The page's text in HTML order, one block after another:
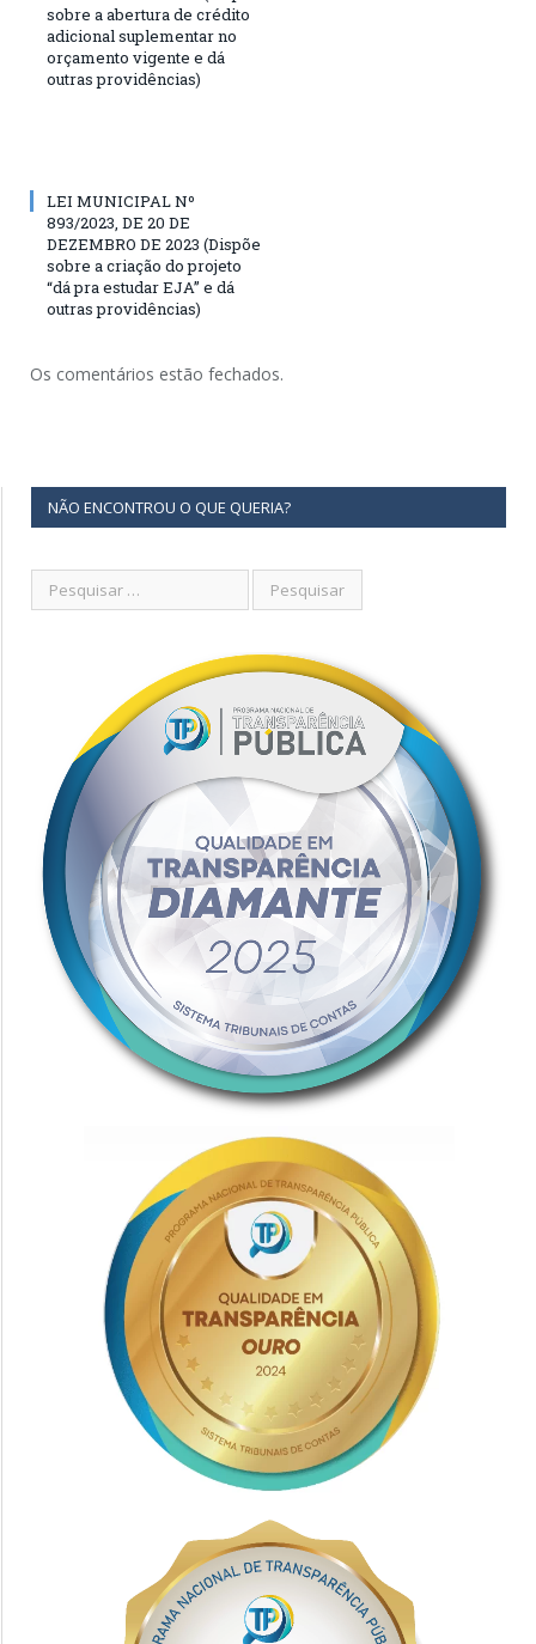
sobre a abertura de crédito
adicional suplementar no
orçamento vigente e dá
outras providências)
LEI MUNICIPAL Nº
893/2023, DE 20 DE
DEZEMBRO DE 2023 (Dispõe
sobre a criação do projeto
“dá pra estudar EJA” e dá
outras providências)
Os comentários estão fechados.
NÃO ENCONTROU O QUE QUERIA?